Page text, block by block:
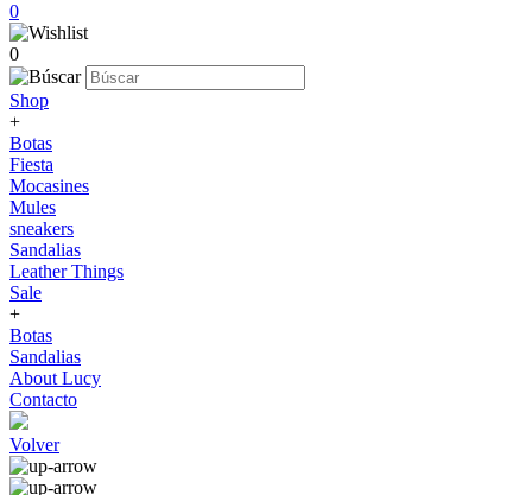
0
0
Shop
+
Botas
Fiesta
Mocasines
Mules
sneakers
Sandalias
Leather Things
Sale
+
Botas
Sandalias
About Lucy
Contacto
Volver